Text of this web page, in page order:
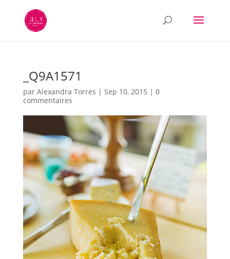
_Q9A1571
par Alexandra Torres | Sep 10, 2015 | 0
commentaires